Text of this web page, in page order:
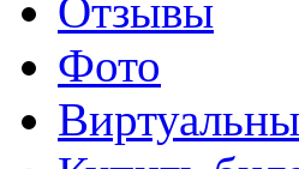
Отзывы
Фото